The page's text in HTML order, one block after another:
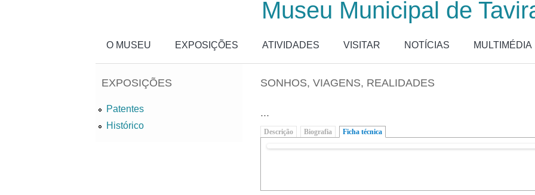
Museu Municipal de
O MUSEU EXPOSIÇÕES ATIVIDADES VISITAR NOTÍCIAS MULTIMÉDIA
SONHOS, VIAGENS, REALIDADES
...
Descrição Biografia Ficha técnica
EXPOSIÇÕES
Patentes
Histórico